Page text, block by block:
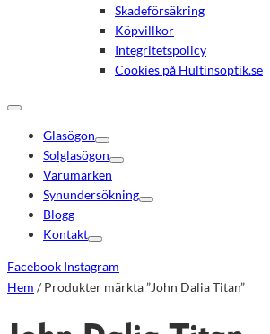
Skadeförsäkring
Köpvillkor
Integritetspolicy
Cookies på Hultinsoptik.se
Glasögon
Solglasögon
Varumärken
Synundersökning
Blogg
Kontakt
Facebook Instagram
Hem / Produkter märkta ”John Dalia Titan”